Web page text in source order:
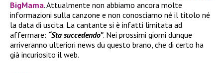
BigMama. Attualmente non abbiamo ancora molte
informazioni sulla canzone e non conosciamo né il titolo né
la data di uscita. La cantante si è infatti limitata ad
affermare: “Sta succedendo”. Nei prossimi giorni dunque
arriveranno ulteriori news du questo brano, che di certo ha
già incuriosito il web.